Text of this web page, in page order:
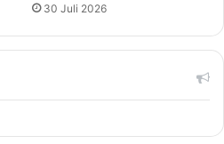
30 Juli 2026